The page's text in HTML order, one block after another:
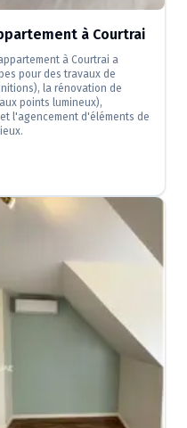
à Courtrai
à Courtrai a
pour des travaux de
la rénovation de
points lumineux),
l'agencement d'éléments de